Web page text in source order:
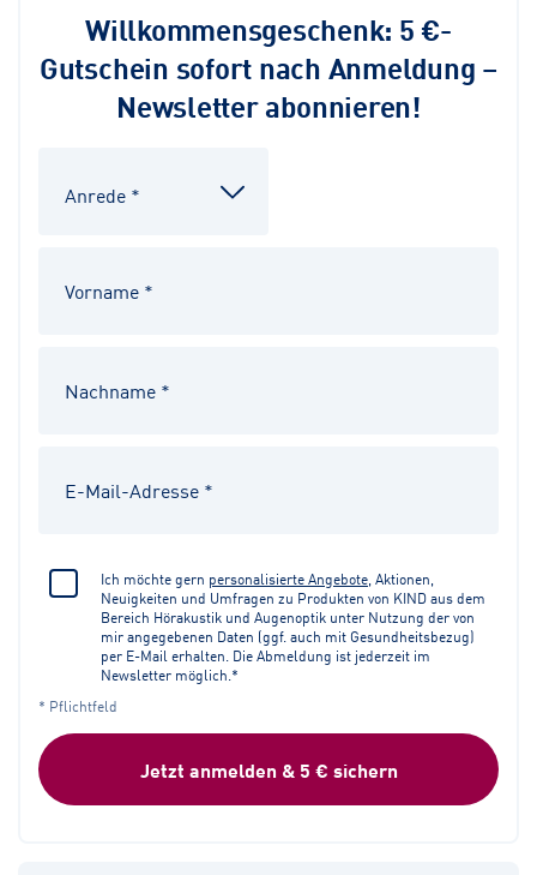
Willkommensgeschenk: 5 €-
Gutschein sofort nach Anmeldung –
Newsletter abonnieren!
Ich möchte gern personalisierte Angebote, Aktionen,
Neuigkeiten und Umfragen zu Produkten von KIND aus dem
Bereich Hörakustik und Augenoptik unter Nutzung der von
mir angegebenen Daten (ggf. auch mit Gesundheitsbezug)
per E-Mail erhalten. Die Abmeldung ist jederzeit im
Newsletter möglich.*
* Pflichtfeld
Jetzt anmelden & 5 € sichern